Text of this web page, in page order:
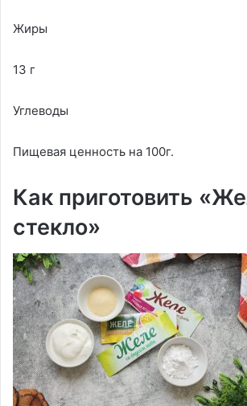
Жиры
13 г
Углеводы
Пищевая ценность на 100г.
Как приготовить
стекло»